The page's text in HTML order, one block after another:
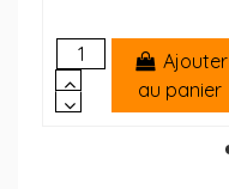
Ajouter
au panier